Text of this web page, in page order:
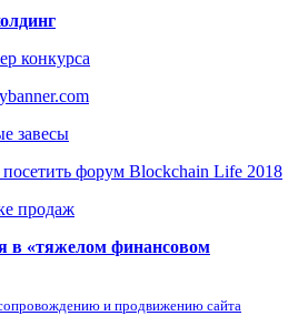
конкурса
завесы
форум Blockchain Life 2018
продаж
в «тяжелом финансовом
и продвижению сайта